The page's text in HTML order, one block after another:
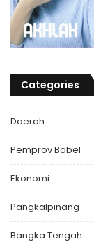
Categories
Daerah
Pemprov Babel
Ekonomi
Pangkalpinang
Bangka Tengah